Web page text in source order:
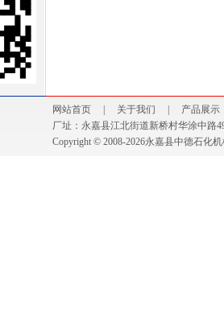
网站首页 关于我们 产品展示
厂址：永嘉县江北街道新桥村华涂中路
Copyright © 2008-2026永嘉县中德石化